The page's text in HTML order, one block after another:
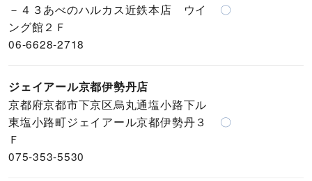
－４３あべのハルカス近鉄本店 ウイ
ング館２Ｆ
06-6628-2718
〇
ジェイアール京都伊勢丹店
京都府京都市下京区烏丸通塩小路下ル
東塩小路町ジェイアール京都伊勢丹３
Ｆ
075-353-5530
〇